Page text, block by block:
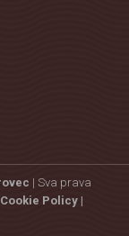
| Sva prava
Cookie Policy |